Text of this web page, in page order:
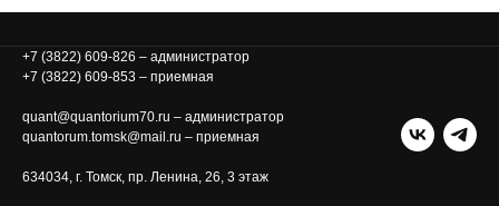
+7 (3822) 609-826 – администратор
+7 (3822) 609-853 – приемная
quant@quantorium70.ru – администратор
quantorum.tomsk@mail.ru – приемная
634034, г. Томск, пр. Ленина, 26, 3 этаж